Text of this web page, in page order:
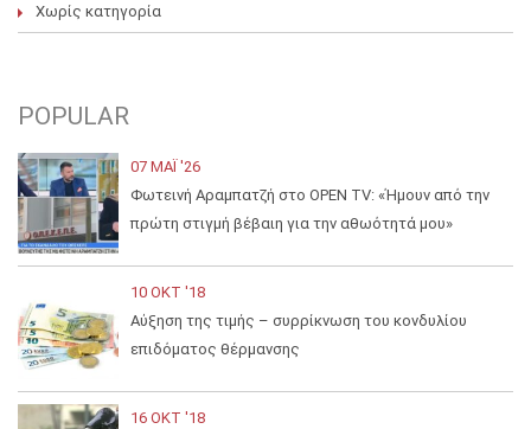
Χωρίς κατηγορία
POPULAR
07 ΜΑΪ́ '26
Φωτεινή Αραμπατζή στο OPEN TV: «Ήμουν από την
πρώτη στιγμή βέβαιη για την αθωότητά μου»
10 ΟΚΤ '18
Αύξηση της τιμής – συρρίκνωση του κονδυλίου
επιδόματος θέρμανσης
16 ΟΚΤ '18